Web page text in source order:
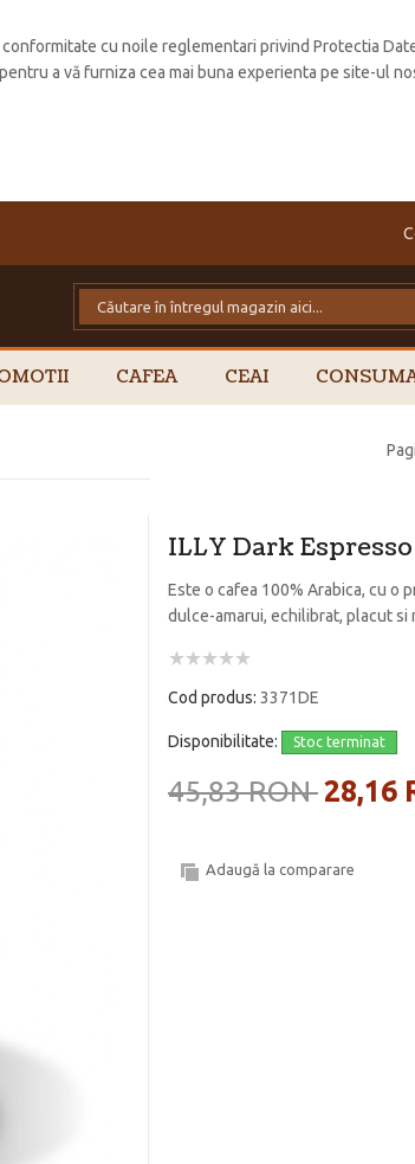
cu noile reglementari privind Protectia
a vă furniza cea mai buna experienta pe site-ul
CAFEA CEAI
ILLY Dark
Este o cafea 100% Arabica, cu o
dulce-amarui, echilibrat, placut si
Cod produs: 3371DE
Disponibilitate: Stoc terminat
45,83 RON28,16
Adaugă la comparare